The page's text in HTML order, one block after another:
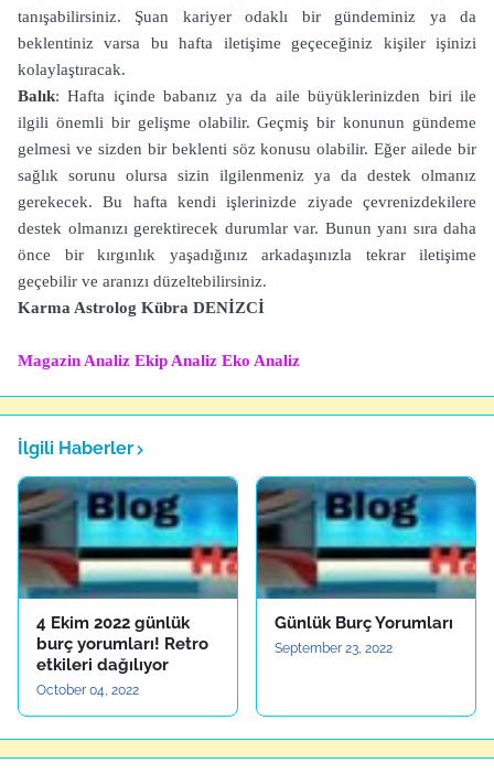
tanışabilirsiniz. Şuan kariyer odaklı bir gündeminiz ya da
beklentiniz varsa bu hafta iletişime geçeceğiniz kişiler işinizi
kolaylaştıracak.
Balık: Hafta içinde babanız ya da aile büyüklerinizden biri ile
ilgili önemli bir gelişme olabilir. Geçmiş bir konunun gündeme
gelmesi ve sizden bir beklenti söz konusu olabilir. Eğer ailede bir
sağlık sorunu olursa sizin ilgilenmeniz ya da destek olmanız
gerekecek. Bu hafta kendi işlerinizde ziyade çevrenizdekilere
destek olmanızı gerektirecek durumlar var. Bunun yanı sıra daha
önce bir kırgınlık yaşadığınız arkadaşınızla tekrar iletişime
geçebilir ve aranızı düzeltebilirsiniz.
Karma Astrolog Kübra DENİZCİ
Magazin Analiz Ekip Analiz Eko Analiz
İlgili Haberler
4 Ekim 2022 günlük
burç yorumları! Retro
etkileri dağılıyor
October 04, 2022
Günlük Burç Yorumları
September 23, 2022